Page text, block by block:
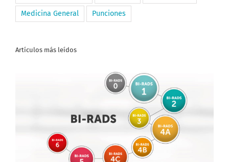
Medicina General Punciones
Artículos más leídos